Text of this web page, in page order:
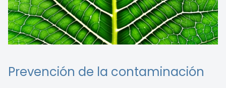
Prevención de la contaminación